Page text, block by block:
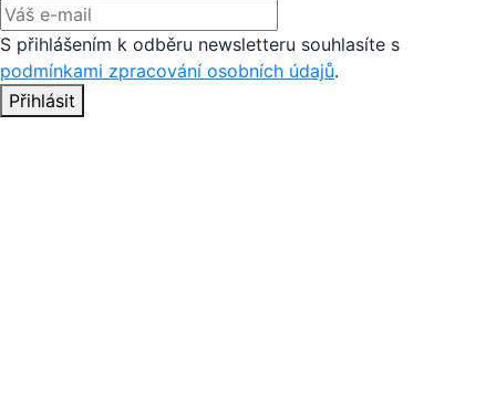
S přihlášením k odběru newsletteru souhlasíte s
podmínkami zpracování osobních údajů.
Přihlásit